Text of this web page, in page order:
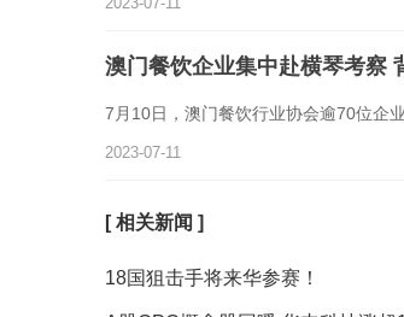
澳门餐饮企业集中赴横琴考察
7月10日，澳门餐饮行业协会逾70位企
2023-07-11
[ 相关新闻 ]
18国狙击手将来华参赛！